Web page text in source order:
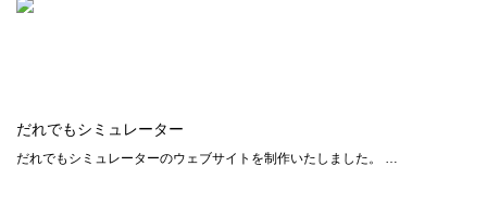
だれでもシミュレーター
だれでもシミュレーターのウェブサイトを制作いたしました。 …